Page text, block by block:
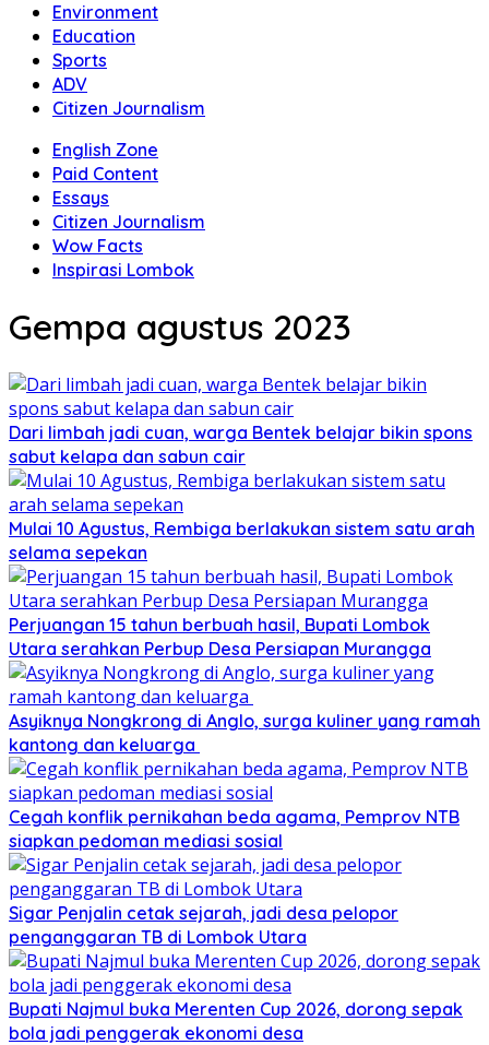
Environment
Education
Sports
ADV
Citizen Journalism
English Zone
Paid Content
Essays
Citizen Journalism
Wow Facts
Inspirasi Lombok
Gempa agustus 2023
Dari limbah jadi cuan, warga Bentek belajar bikin spons
sabut kelapa dan sabun cair
Mulai 10 Agustus, Rembiga berlakukan sistem satu arah
selama sepekan
Perjuangan 15 tahun berbuah hasil, Bupati Lombok
Utara serahkan Perbup Desa Persiapan Murangga
Asyiknya Nongkrong di Anglo, surga kuliner yang ramah
kantong dan keluarga
Cegah konflik pernikahan beda agama, Pemprov NTB
siapkan pedoman mediasi sosial
Sigar Penjalin cetak sejarah, jadi desa pelopor
penganggaran TB di Lombok Utara
Bupati Najmul buka Merenten Cup 2026, dorong sepak
bola jadi penggerak ekonomi desa